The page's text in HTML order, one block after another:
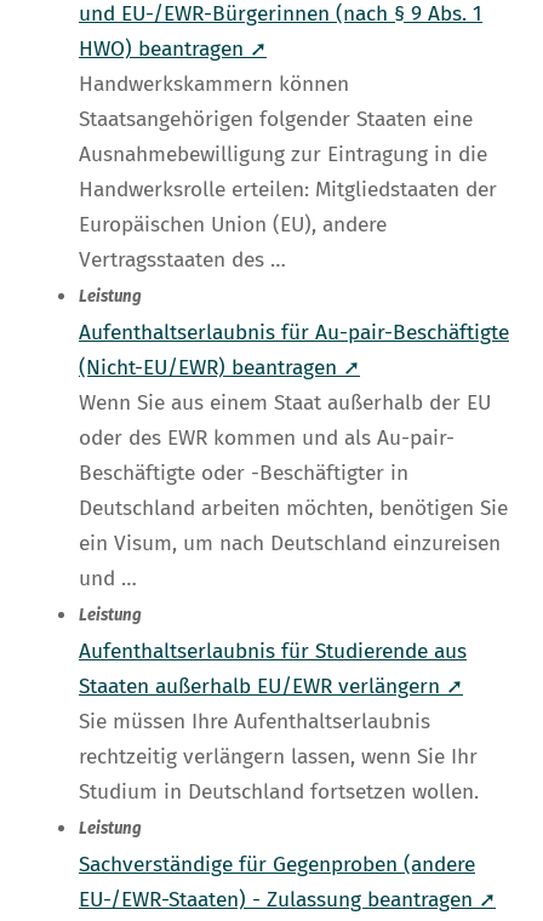
und EU-/EWR-Bürgerinnen (nach § 9 Abs. 1
HWO) beantragen ➚
Handwerkskammern können
Staatsangehörigen folgender Staaten eine
Ausnahmebewilligung zur Eintragung in die
Handwerksrolle erteilen: Mitgliedstaaten der
Europäischen Union (EU), andere
Vertragsstaaten des …
Leistung
Aufenthaltserlaubnis für Au-pair-Beschäftigte
(Nicht-EU/EWR) beantragen ➚
Wenn Sie aus einem Staat außerhalb der EU
oder des EWR kommen und als Au-pair-
Beschäftigte oder -Beschäftigter in
Deutschland arbeiten möchten, benötigen Sie
ein Visum, um nach Deutschland einzureisen
und …
Leistung
Aufenthaltserlaubnis für Studierende aus
Staaten außerhalb EU/EWR verlängern ➚
Sie müssen Ihre Aufenthaltserlaubnis
rechtzeitig verlängern lassen, wenn Sie Ihr
Studium in Deutschland fortsetzen wollen.
Leistung
Sachverständige für Gegenproben (andere
EU-/EWR-Staaten) - Zulassung beantragen ➚